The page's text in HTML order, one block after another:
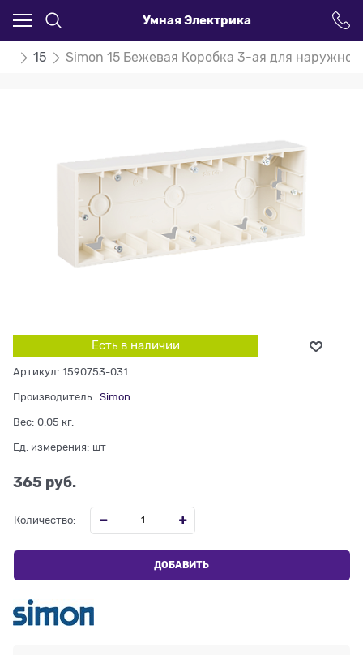
Умная Электрика
15 Simon 15 Бежевая Коробка 3-ая для
Есть в наличии
Артикул: 1590753-031
Производитель : Simon
Вес: 0.05 кг.
Ед. измерения: шт
365 руб.
Количество:
ДОБАВИТЬ